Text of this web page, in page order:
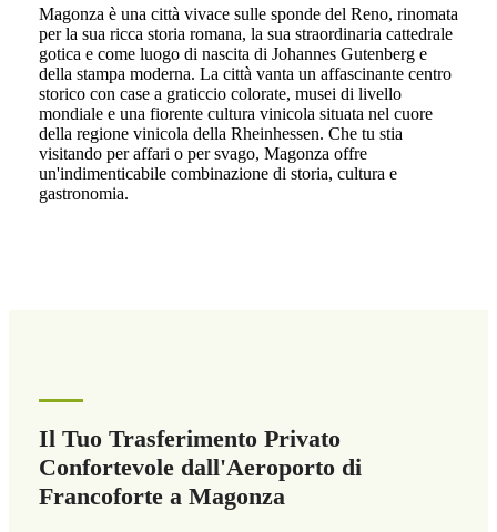
Magonza è una città vivace sulle sponde del Reno, rinomata
per la sua ricca storia romana, la sua straordinaria cattedrale
gotica e come luogo di nascita di Johannes Gutenberg e
della stampa moderna. La città vanta un affascinante centro
storico con case a graticcio colorate, musei di livello
mondiale e una fiorente cultura vinicola situata nel cuore
della regione vinicola della Rheinhessen. Che tu stia
visitando per affari o per svago, Magonza offre
un'indimenticabile combinazione di storia, cultura e
gastronomia.
Il Tuo Trasferimento Privato
Confortevole dall'Aeroporto di
Francoforte a Magonza